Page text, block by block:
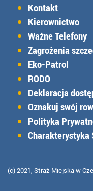
Kontakt
Kierownictwo
Ważne Telefony
Zagrożenia
Eko-Patrol
RODO
Deklaracja
Oznakuj swój
Polityka
(c) 2021, Straż Miejska w